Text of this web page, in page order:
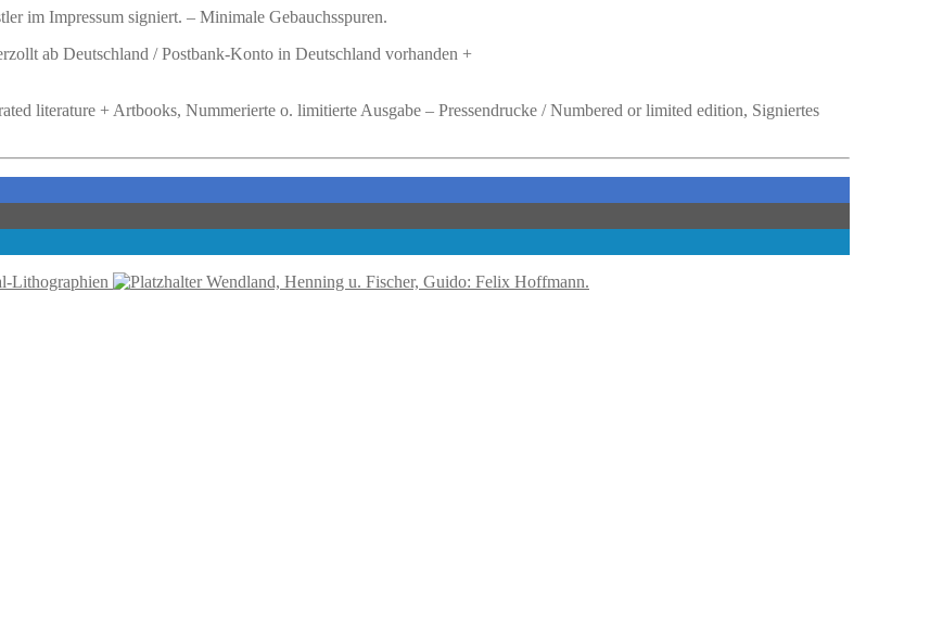
im Impressum signiert. – Minimale Gebauchsspuren.
ab Deutschland / Postbank-Konto in Deutschland vorhanden +
literature + Artbooks, Nummerierte o. limitierte Ausgabe – Pressendrucke / Numbered or limited edition, Signiertes
Lithographien
Wendland, Henning u. Fischer, Guido: Felix Hoffmann.